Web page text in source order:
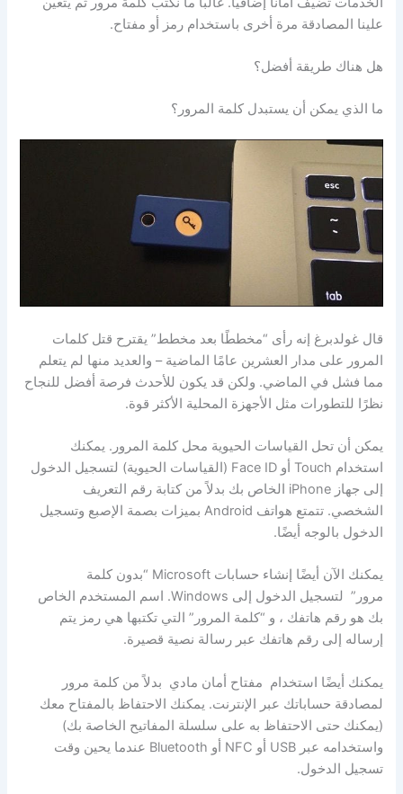
علينا المصادقة مرة أخرى باستخدام رمز أو مفتاح.
هل هناك طريقة أفضل؟
ما الذي يمكن أن يستبدل كلمة المرور؟
قال غولدبرغ إنه رأى “مخططًا بعد مخطط” يقترح قتل كلمات
المرور على مدار العشرين عامًا الماضية – والعديد منها لم يتعلم
مما فشل في الماضي. ولكن قد يكون للأحدث فرصة أفضل للنجاح
نظرًا للتطورات مثل الأجهزة المحلية الأكثر قوة.
يمكن أن تحل القياسات الحيوية محل كلمة المرور. يمكنك
استخدام Touch أو Face ID (القياسات الحيوية) لتسجيل الدخول
إلى جهاز iPhone الخاص بك بدلاً من كتابة رقم التعريف
الشخصي. تتمتع هواتف Android بميزات بصمة الإصبع وتسجيل
الدخول بالوجه أيضًا.
يمكنك الآن أيضًا إنشاء حسابات Microsoft “بدون كلمة
مرور” لتسجيل الدخول إلى Windows. اسم المستخدم الخاص
بك هو رقم هاتفك ، و “كلمة المرور” التي تكتبها هي رمز يتم
إرساله إلى رقم هاتفك عبر رسالة نصية قصيرة.
يمكنك أيضًا استخدام مفتاح أمان مادي بدلاً من كلمة مرور
لمصادقة حساباتك عبر الإنترنت. يمكنك الاحتفاظ بالمفتاح معك
(يمكنك حتى الاحتفاظ به على سلسلة المفاتيح الخاصة بك)
واستخدامه عبر USB أو NFC أو Bluetooth عندما يحين وقت
تسجيل الدخول.